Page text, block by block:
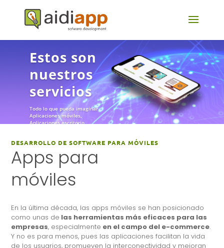
Estos son
nuestros
servicios
Todo lo que pueda imaginar
Aplicaciones móviles,
Aplicaciones escritorio,
DESARROLLO DE SOFTWARE PARA MÓVILES
Apps para
móviles
En la última década, las apps móviles se han posicionado
como unas de las herramientas más eficaces para las
empresas, especialmente en el campo del e-commerce.
Y no es para menos, pues las aplicaciones facilitan la vida
de los usuarios, promueven la interconectividad y mejoran